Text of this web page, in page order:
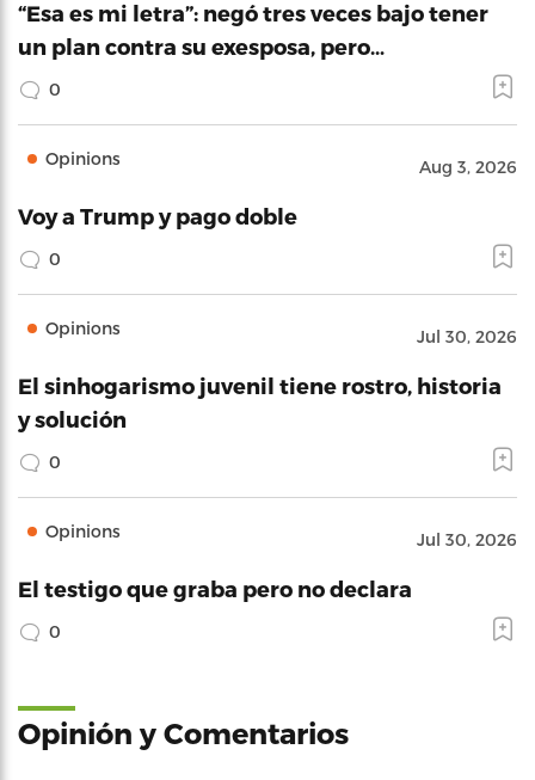
“Esa es mi letra”: negó tres veces bajo tener
un plan contra su exesposa, pero…
0
Opinions Aug 3, 2026
Voy a Trump y pago doble
0
Opinions Jul 30, 2026
El sinhogarismo juvenil tiene rostro, historia
y solución
0
Opinions Jul 30, 2026
El testigo que graba pero no declara
0
Opinión y Comentarios